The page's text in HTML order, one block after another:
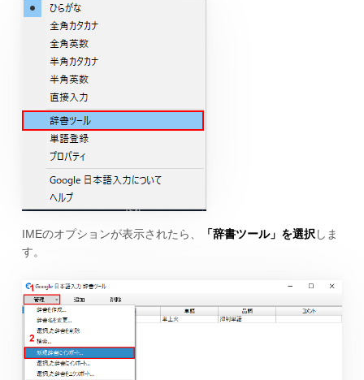
IMEのオプションが表示されたら、 「辞書ツール」を選択 しま
す。